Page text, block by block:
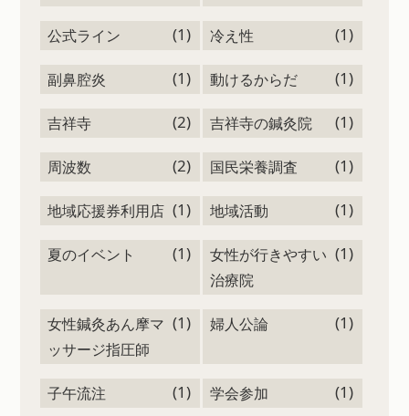
公式ライン (1) 冷え性 (1)
副鼻腔炎 (1) 動けるからだ (1)
吉祥寺 (2) 吉祥寺の鍼灸院 (1)
周波数 (2) 国民栄養調査 (1)
地域応援券利用店 (1) 地域活動 (1)
夏のイベント (1)
女性が行きやすい
治療院
(1)
女性鍼灸あん摩マ
ッサージ指圧師
(1) 婦人公論 (1)
子午流注 (1) 学会参加 (1)